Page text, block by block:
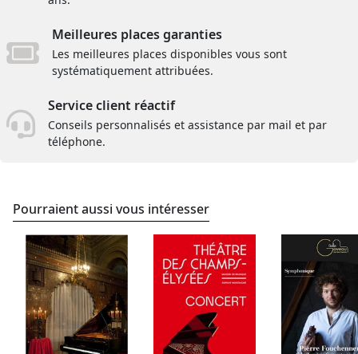
Meilleures places garanties
Les meilleures places disponibles vous sont
systématiquement attribuées.
Service client réactif
Conseils personnalisés et assistance par mail et par
téléphone.
Pourraient aussi vous intéresser